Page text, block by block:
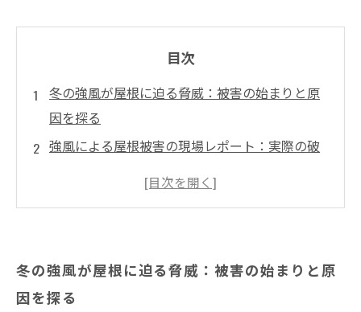
目次
冬の強風が屋根に迫る脅威：被害の始まりと原
因を探る
強風による屋根被害の現場レポート：実際の破
ビスの紹介
冬の強風被害から大切な住まいを守るためのポ
冬の強風が屋根に迫る脅威：被害の始まりと原
因を探る